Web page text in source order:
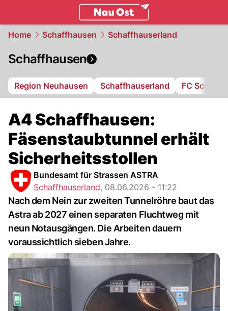
ostschweiz.
Home Schaffhausen Schaffhauserland
Schaffhausen
Region Neuhausen Schaffhauserland FC
A4 Schaffhausen:
Fäsenstaubtunnel erhält
Sicherheitsstollen
Bundesamt für Strassen ASTRA
Schaffhauserland, 08.06.2026 - 11:22
Nach dem Nein zur zweiten Tunnelröhre baut das
Astra ab 2027 einen separaten Fluchtweg mit
neun Notausgängen. Die Arbeiten dauern
voraussichtlich sieben Jahre.